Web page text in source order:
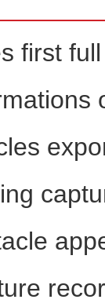
科研工作
first